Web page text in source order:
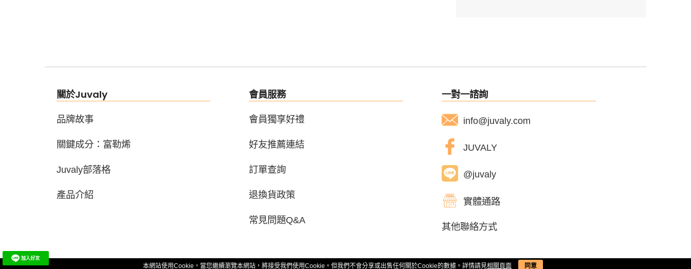
關於Juvaly
品牌故事
關鍵成分：富勒烯
Juvaly部落格
產品介紹
會員服務
會員獨享好禮
好友推薦連結
訂單查詢
退換貨政策
常見問題Q&A
一對一諮詢
info@juvaly.com
JUVALY
@juvaly
實體通路
其他聯絡方式
本網站使用Cookie，當您繼續瀏覽本網站，將接受我們使用Cookie。但我們不會分享或出售任何關於Cookie的數據。詳情請見相關頁面 同意